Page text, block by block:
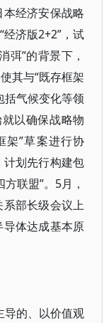
经济安保战略
济版2+2”，试
弭”的背景下，
其与“既存框架
括气候变化等领
以确保战略物
架”草案进行协
划先行构建包
联盟”。5月，
部长级会议上
体达成基本原
导的、以价值观